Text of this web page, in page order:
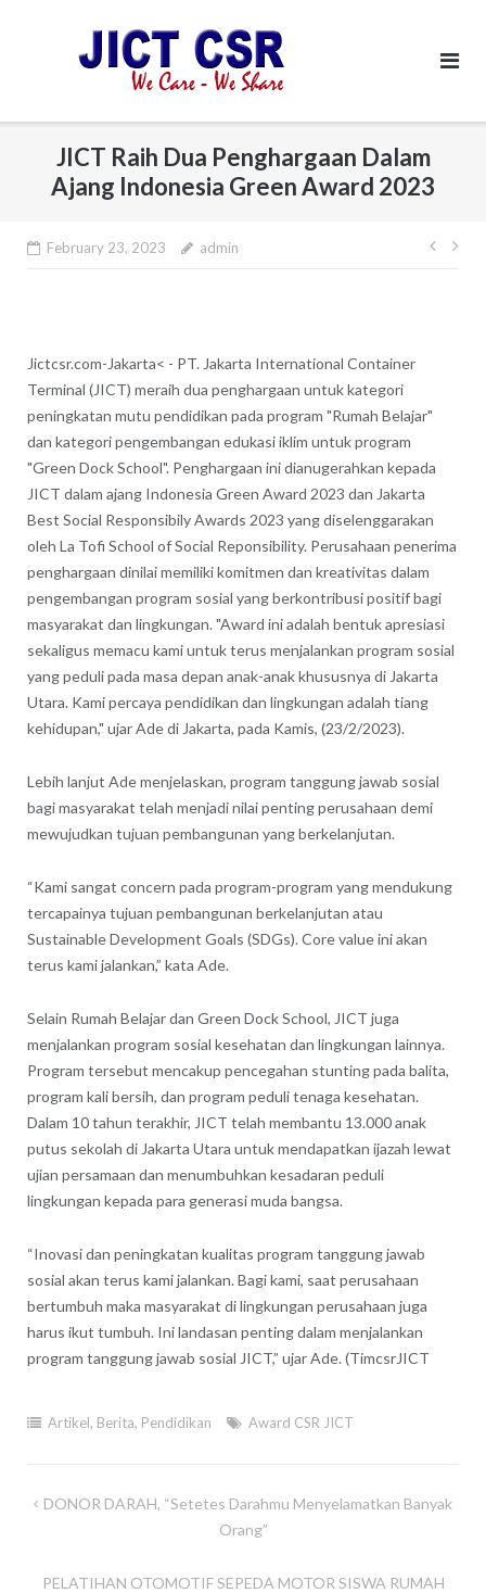
JICT Raih Dua Penghargaan Dalam
Ajang Indonesia Green Award 2023
February 23, 2023 admin
Jictcsr.com-Jakarta< - PT. Jakarta International Container
Terminal (JICT) meraih dua penghargaan untuk kategori
peningkatan mutu pendidikan pada program "Rumah Belajar"
dan kategori pengembangan edukasi iklim untuk program
"Green Dock School". Penghargaan ini dianugerahkan kepada
JICT dalam ajang Indonesia Green Award 2023 dan Jakarta
Best Social Responsibily Awards 2023 yang diselenggarakan
oleh La Tofi School of Social Reponsibility. Perusahaan penerima
penghargaan dinilai memiliki komitmen dan kreativitas dalam
pengembangan program sosial yang berkontribusi positif bagi
masyarakat dan lingkungan. "Award ini adalah bentuk apresiasi
sekaligus memacu kami untuk terus menjalankan program sosial
yang peduli pada masa depan anak-anak khususnya di Jakarta
Utara. Kami percaya pendidikan dan lingkungan adalah tiang
kehidupan," ujar Ade di Jakarta, pada Kamis, (23/2/2023).
Lebih lanjut Ade menjelaskan, program tanggung jawab sosial
bagi masyarakat telah menjadi nilai penting perusahaan demi
mewujudkan tujuan pembangunan yang berkelanjutan.
“Kami sangat concern pada program-program yang mendukung
tercapainya tujuan pembangunan berkelanjutan atau
Sustainable Development Goals (SDGs). Core value ini akan
terus kami jalankan,” kata Ade.
Selain Rumah Belajar dan Green Dock School, JICT juga
menjalankan program sosial kesehatan dan lingkungan lainnya.
Program tersebut mencakup pencegahan stunting pada balita,
program kali bersih, dan program peduli tenaga kesehatan.
Dalam 10 tahun terakhir, JICT telah membantu 13.000 anak
putus sekolah di Jakarta Utara untuk mendapatkan ijazah lewat
ujian persamaan dan menumbuhkan kesadaran peduli
lingkungan kepada para generasi muda bangsa.
“Inovasi dan peningkatan kualitas program tanggung jawab
sosial akan terus kami jalankan. Bagi kami, saat perusahaan
bertumbuh maka masyarakat di lingkungan perusahaan juga
harus ikut tumbuh. Ini landasan penting dalam menjalankan
program tanggung jawab sosial JICT,” ujar Ade. (TimcsrJICT
Artikel, Berita, Pendidikan Award CSR JICT
DONOR DARAH, “Setetes Darahmu Menyelamatkan Banyak
Orang”
PELATIHAN OTOMOTIF SEPEDA MOTOR SISWA RUMAH